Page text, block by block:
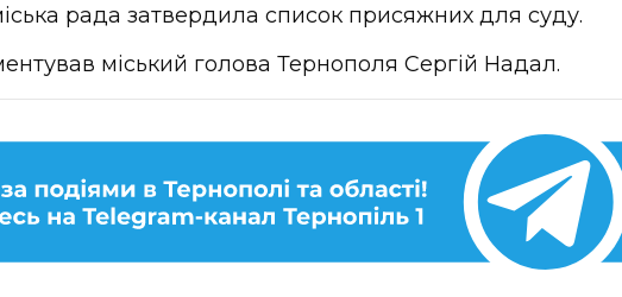
рада затвердила список присяжних для суду.
міський голова Тернополя Сергій Надал.